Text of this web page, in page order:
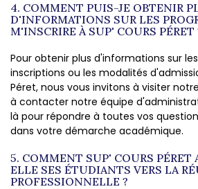
4. COMMENT PUIS-JE OBTENIR
D'INFORMATIONS SUR LES
M'INSCRIRE À SUP' COURS PÉRET
Pour obtenir plus d'informations sur
inscriptions ou les modalités
Péret, nous vous invitons à visiter
à contacter notre équipe
là pour répondre à toutes vos
dans votre démarche académique.
5. COMMENT SUP' COURS PÉRET
ELLE SES ÉTUDIANTS VERS LA
PROFESSIONNELLE ?